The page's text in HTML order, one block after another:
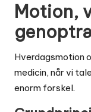
Motion,
Hverdagsmotion
medicin, når vi
enorm forskel.